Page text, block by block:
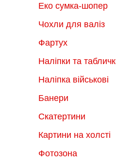
Еко сумка-шопер
Чохли для валіз
Фартух
Наліпки та
Наліпка військові
Банери
Скатертини
Картини на холсті
Фотозона